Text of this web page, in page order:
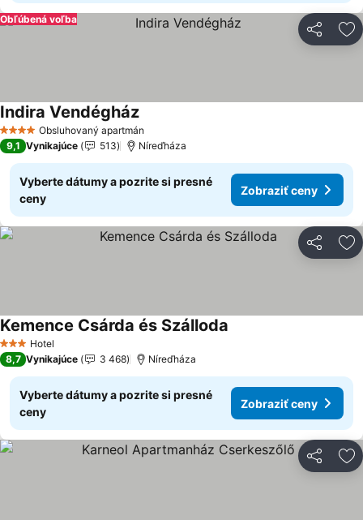
Zdieľať
Obľúbená voľba
4 Počet hviezdičiek
Obsluhovaný apartmán
Indira Vendégház
9,1 Vynikajúce 513 Níreďháza
Vyberte dátumy a pozrite si presné
ceny
Zobraziť ceny
Zdieľať
3 Počet hviezdičiek
Hotel
Kemence Csárda és Szálloda
8,7 Vynikajúce 3 468 Níreďháza
Vyberte dátumy a pozrite si presné
ceny
Zobraziť ceny
Zdieľať